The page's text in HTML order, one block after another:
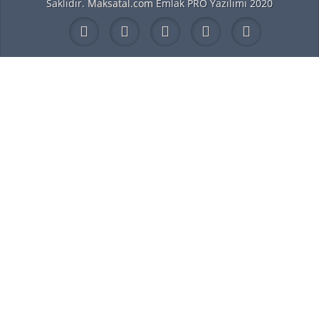
Saklıdır. Maksatal.com Emlak PRO Yazılımı 2020